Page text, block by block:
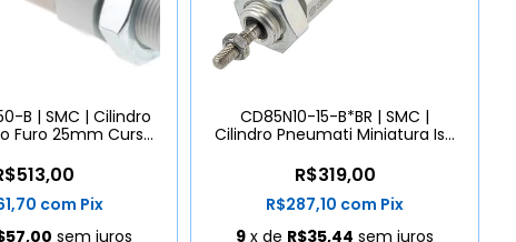
B | SMC | Cilindro
Furo 25mm Curso
com Pix
sem juros
CD85N10-15-B*BR | SMC |
Cilindro Pneumati Miniatura Iso
R$319,00
R$287,10 com Pix
9 x de R$35,44 sem juros